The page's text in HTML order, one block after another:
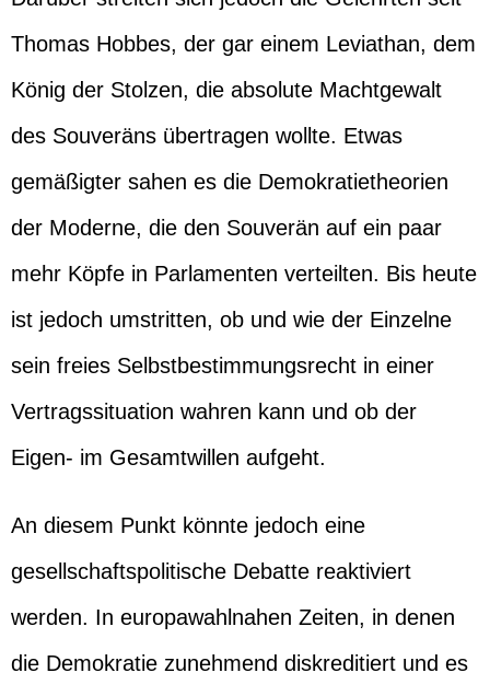
Thomas Hobbes, der gar einem Leviathan, dem
König der Stolzen, die absolute Machtgewalt
des Souveräns übertragen wollte. Etwas
gemäßigter sahen es die Demokratietheorien
der Moderne, die den Souverän auf ein paar
mehr Köpfe in Parlamenten verteilten. Bis heute
ist jedoch umstritten, ob und wie der Einzelne
sein freies Selbstbestimmungsrecht in einer
Vertragssituation wahren kann und ob der
Eigen- im Gesamtwillen aufgeht.
An diesem Punkt könnte jedoch eine
gesellschaftspolitische Debatte reaktiviert
werden. In europawahlnahen Zeiten, in denen
die Demokratie zunehmend diskreditiert und es